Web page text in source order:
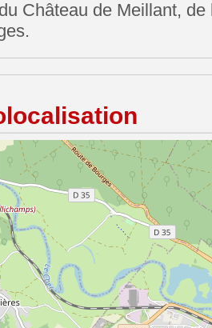
Château de Meillant,